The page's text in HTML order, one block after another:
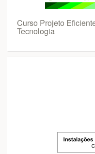
Curso Projeto
Tecnologia